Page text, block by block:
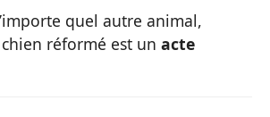
quel autre animal,
chien réformé est un acte